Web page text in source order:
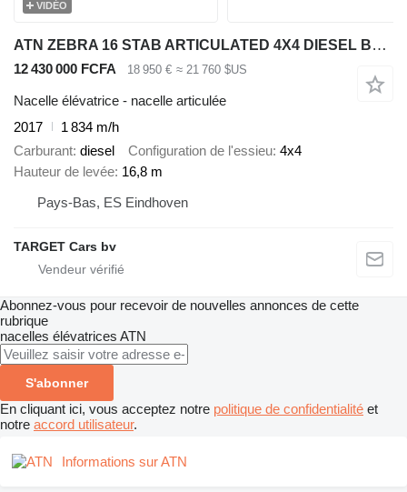
VIDÉO
ATN ZEBRA 16 STAB ARTICULATED 4X4 DIESEL BOOM DIESEL WORK LIFT W/JIB
12 430 000 FCFA 18 950 € ≈ 21 760 $US
Nacelle élévatrice - nacelle articulée
2017
1 834 m/h
Carburant diesel Configuration de l'essieu 4x4
Hauteur de levée 16,8 m
Pays-Bas, ES Eindhoven
TARGET Cars bv
Abonnez-vous pour recevoir de nouvelles annonces de cette
rubrique
nacelles élévatrices ATN
S'abonner
En cliquant ici, vous acceptez notre politique de confidentialité et
notre accord utilisateur.
Informations sur ATN